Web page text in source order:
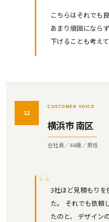
こちらはそれでも
あまり頑固になら
下げることも考えて
12
CUSTOMER VOICE
横浜市 南区
会社員／44歳／男性
3社ほど見積もりを
た。 それでも依頼
たのと、 デザイン